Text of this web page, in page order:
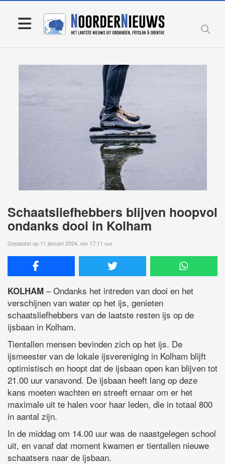
Schaatsliefhebbers blijven hoopvol
ondanks dooi in Kolham
Geplaatst op 11 januari 2024, om 17:11 uur
KOLHAM – Ondanks het intreden van dooi en het
verschijnen van water op het ijs, genieten
schaatsliefhebbers van de laatste resten ijs op de
ijsbaan in Kolham.
Tientallen mensen bevinden zich op het ijs. De
ijsmeester van de lokale ijsvereniging in Kolham blijft
optimistisch en hoopt dat de ijsbaan open kan blijven tot
21.00 uur vanavond. De ijsbaan heeft lang op deze
kans moeten wachten en streeft ernaar om er het
maximale uit te halen voor haar leden, die in totaal 800
in aantal zijn.
In de middag om 14.00 uur was de naastgelegen school
uit, en vanaf dat moment kwamen er tientallen nieuwe
schaatsers naar de ijsbaan.